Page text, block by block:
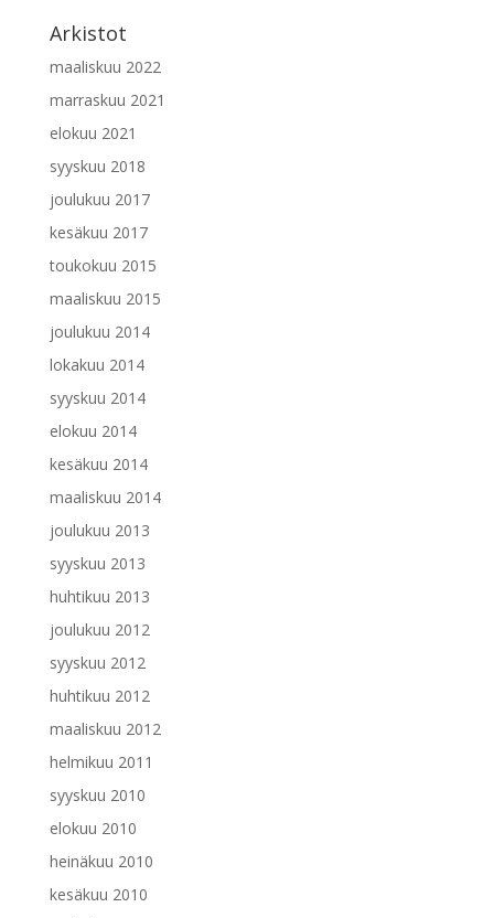
Arkistot
maaliskuu 2022
marraskuu 2021
elokuu 2021
syyskuu 2018
joulukuu 2017
kesäkuu 2017
toukokuu 2015
maaliskuu 2015
joulukuu 2014
lokakuu 2014
syyskuu 2014
elokuu 2014
kesäkuu 2014
maaliskuu 2014
joulukuu 2013
syyskuu 2013
huhtikuu 2013
joulukuu 2012
syyskuu 2012
huhtikuu 2012
maaliskuu 2012
helmikuu 2011
syyskuu 2010
elokuu 2010
heinäkuu 2010
kesäkuu 2010